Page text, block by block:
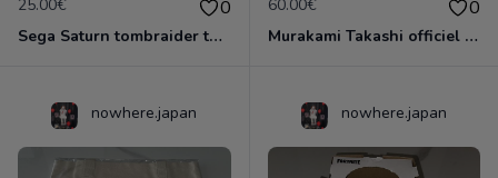
25.00€ 0
Sega Saturn tombraider tomb raider raiders trial édition promo demo sample japon japonais
60.00€ 0
Murakami Takashi officiel Kaikai kiki clone x tote bag rtfkt sac Japon DEMON flower Nike
nowhere.japan nowhere.japan